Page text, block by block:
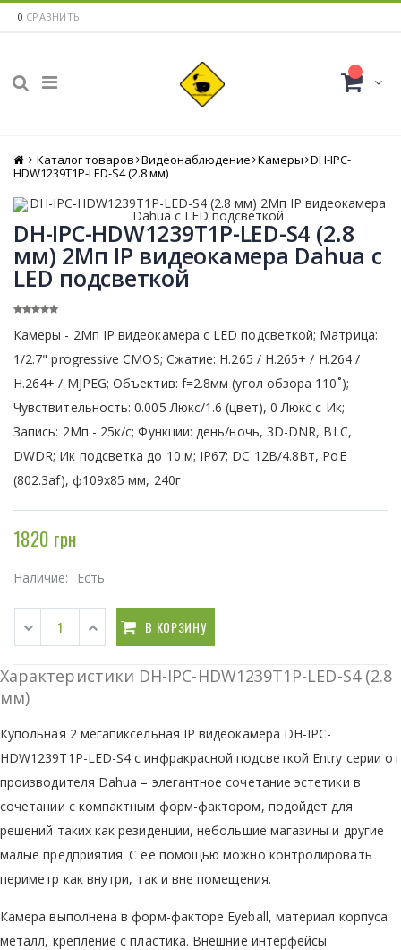
0 СРАВНИТЬ
Главная
Каталог товаров Видеонаблюдение Камеры DH-IPC-
HDW1239T1P-LED-S4 (2.8 мм)
DH-IPC-HDW1239T1P-LED-S4 (2.8
мм) 2Mп IP видеокамера Dahua c
LED подсветкой
Камеры - 2Мп IP видеокамера с LED подсветкой; Матрица:
1/2.7" progressive CMOS; Сжатие: H.265 / H.265+ / H.264 /
H.264+ / MJPEG; Объектив: f=2.8мм (угол обзора 110˚);
Чувствительность: 0.005 Люкс/1.6 (цвет), 0 Люкс с Ик;
Запись: 2Мп - 25к/с; Функции: день/ночь, 3D-DNR, BLC,
DWDR; Ик подсветка до 10 м; IP67; DC 12В/4.8Вт, PoE
(802.3af), ф109x85 мм, 240г
1820 грн
Наличие: Есть
В КОРЗИНУ
Характеристики DH-IPC-HDW1239T1P-LED-S4 (2.8
мм)
Купольная 2 мегапиксельная IP видеокамера DH-IPC-
HDW1239T1P-LED-S4 с инфракрасной подсветкой Entry серии от
производителя Dahua – элегантное сочетание эстетики в
сочетании с компактным форм-фактором, подойдет для
решений таких как резиденции, небольшие магазины и другие
малые предприятия. С ее помощью можно контролировать
периметр как внутри, так и вне помещения.
Камера выполнена в форм-факторе Eyeball, материал корпуса
металл, крепление с пластика. Внешние интерфейсы